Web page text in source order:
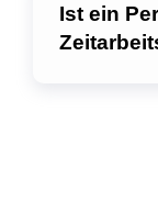
Ist ein